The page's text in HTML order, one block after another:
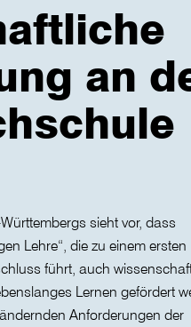
an
sieht vor, dass
Lehre“, die zu einem ersten
führt, auch
Lernen gefördert
Anforderungen der